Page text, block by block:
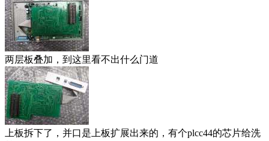
两层板叠加，到这里看不出什么门道
上板拆下了，并口是上板扩展出来的，有个plcc44的芯片给洗